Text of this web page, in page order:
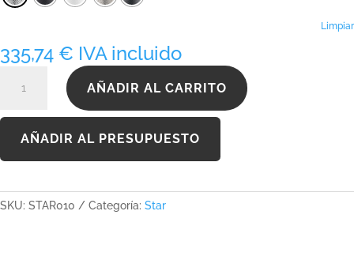
Limpiar
335,74 € IVA incluido
cantidad
AÑADIR AL CARRITO
AÑADIR AL PRESUPUESTO
SKU: STAR010 Categoría: Star